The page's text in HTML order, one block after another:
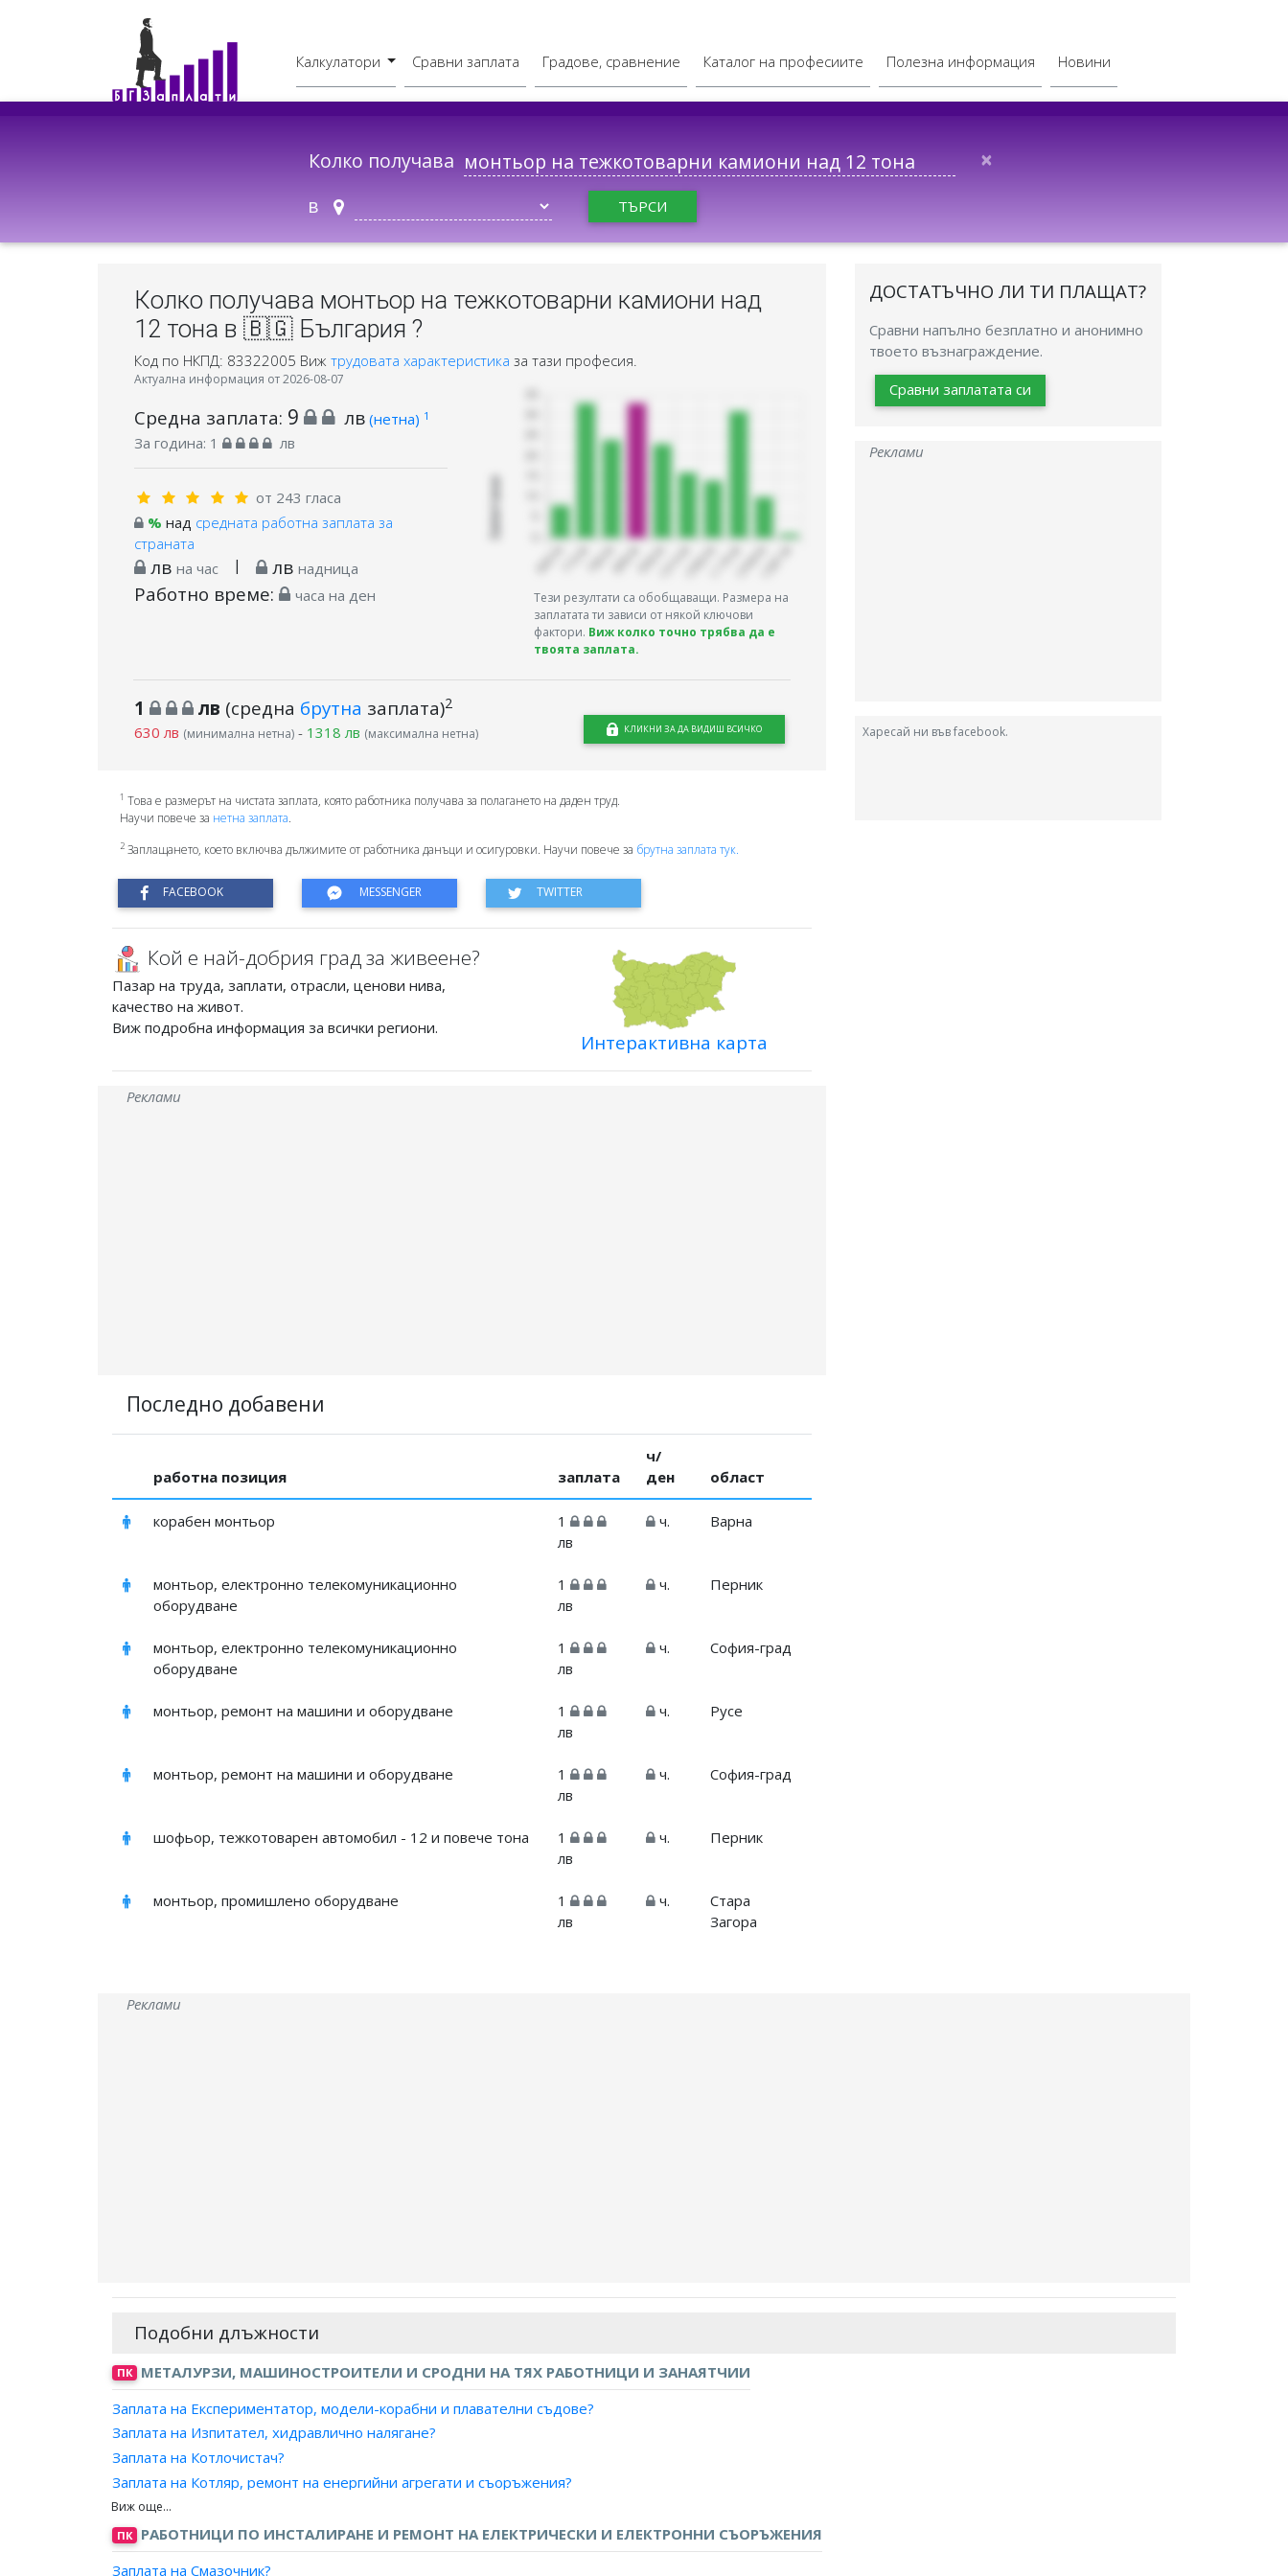
Калкулатори Сравни заплата Градове, сравнение Каталог на професиите Полезна информация Новини
Колко получава ×
в ТЪРСИ
Колко получава монтьор на тежкотоварни камиони над
12 тона в 🇧🇬 България ?
Код по НКПД: 83322005 Виж трудовата характеристика за тази професия.
Актуална информация от 2026-08-07
Средна заплата: 9 лв (нетна) 1
За година: 1 лв
от 243 гласа
% над средната работна заплата за
страната
лв на час | лв надница
Работно време: часа на ден
Тези резултати са обобщаващи. Размера на
заплатата ти зависи от някой ключови
фактори. Виж колко точно трябва да е
твоята заплата.
1 лв (средна брутна заплата)2
630 лв (минимална нетна)- 1318 лв (максимална нетна) КЛИКНИ ЗА ДА ВИДИШ ВСИЧКО
1 Това е размерът на чистата заплата, която работника получава за полагането на даден труд.
Научи повече за нетна заплата.
2Заплащането, което включва дължимите от работника данъци и осигуровки. Научи повече за брутна заплата тук.
Кой е най-добрия град за живеене?
Пазар на труда, заплати, отрасли, ценови нива,
качество на живот.
Виж подробна информация за всички региони.
Интерактивна карта
Реклами
Последно добавени
работна позиция заплата
ч/
ден
област
корабен монтьор
1
лв
ч. Варна
монтьор, електронно телекомуникационно
оборудване
1
лв
ч. Перник
монтьор, електронно телекомуникационно
оборудване
1
лв
ч. София-град
монтьор, ремонт на машини и оборудване
1
лв
ч. Русе
монтьор, ремонт на машини и оборудване
1
лв
ч. София-град
шофьор, тежкотоварен автомобил - 12 и повече тона
1
лв
ч. Перник
монтьор, промишлено оборудване
1
лв
ч.
Стара
Загора
ДОСТАТЪЧНО ЛИ ТИ ПЛАЩАТ?
Сравни напълно безплатно и анонимно
твоето възнаграждение.
Сравни заплатата си
Реклами
Харесай ни във facebook.
Реклами
Подобни длъжности
ПК МЕТАЛУРЗИ, МАШИНОСТРОИТЕЛИ И СРОДНИ НА ТЯХ РАБОТНИЦИ И ЗАНАЯТЧИИ
Заплата на Експериментатор, модели-корабни и плавателни съдове?
Заплата на Изпитател, хидравлично налягане?
Заплата на Котлочистач?
Заплата на Котляр, ремонт на енергийни агрегати и съоръжения?
Заплата на Механик, горскостопански машини?
Заплата на Механик, земеделски машини?
Заплата на Механик, машинни инструменти?
ПК РАБОТНИЦИ ПО ИНСТАЛИРАНЕ И РЕМОНТ НА ЕЛЕКТРИЧЕСКИ И ЕЛЕКТРОННИ СЪОРЪЖЕНИЯ
Заплата на Смазочник?